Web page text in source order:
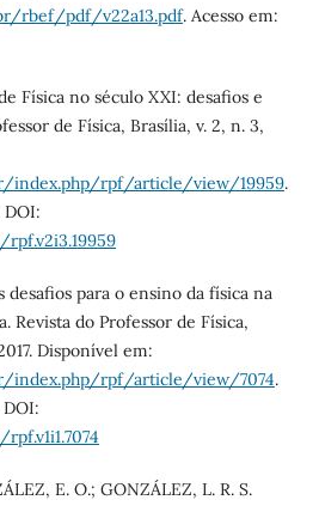
rbef/pdf/v22a13.pdf. Acesso em:
Física no século XXI: desafios e
de Física, Brasília, v. 2, n. 3,
index.php/rpf/article/view/19959.
DOI:
desafios para o ensino da física na
Revista do Professor de Física,
Disponível em:
index.php/rpf/article/view/7074.
DOI:
E. O.; GONZÁLEZ, L. R. S.